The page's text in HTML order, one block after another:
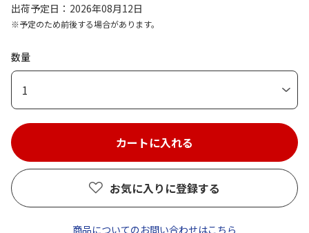
出荷予定日
2026年08月12日
※予定のため前後する場合があります。
数量
1
お気に入りに登録する
商品についてのお問い合わせはこちら